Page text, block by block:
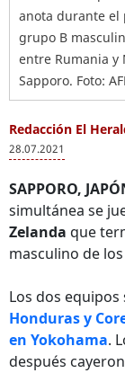
anota durante
grupo B
entre Rumania y
Sapporo. Foto:
Redacción El
28.07.2021
SAPPORO,
simultánea se
Zelanda que
masculino de los
Los dos
Honduras y
en Yokohama.
después